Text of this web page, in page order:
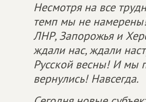
Несмотря на все
темп мы не
ЛНР, Запорожья и
ждали нас, ждали
Русской весны! И
вернулись! Навсегда.